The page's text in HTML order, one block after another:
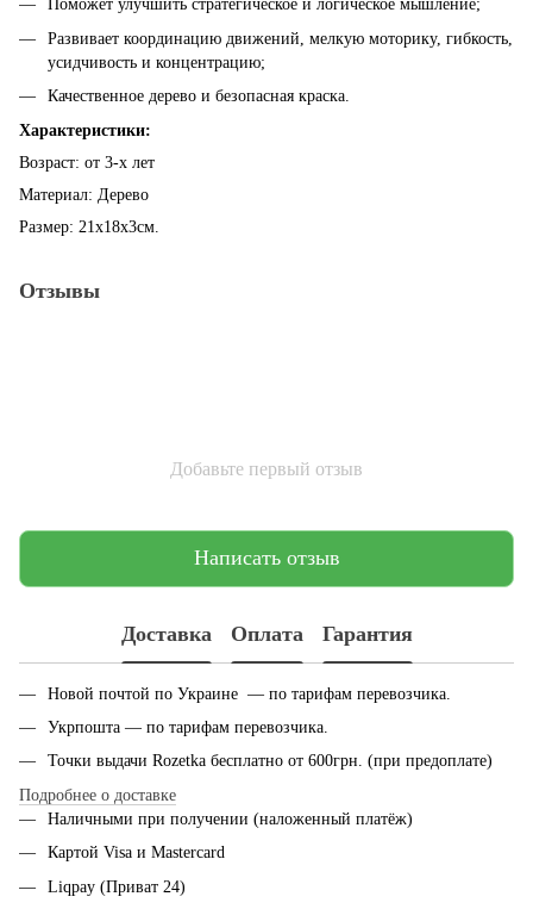
Поможет улучшить стратегическое и логическое мышление;
Развивает координацию движений, мелкую моторику, гибкость,
усидчивость и концентрацию;
Качественное дерево и безопасная краска.
Характеристики:
Возраст: от 3-х лет
Материал: Дерево
Размер: 21х18х3см.
Отзывы
Добавьте первый отзыв
Написать отзыв
Доставка Оплата Гарантия
Новой почтой по Украине — по тарифам перевозчика.
Укрпошта — по тарифам перевозчика.
Точки выдачи Rozetka бесплатно от 600грн. (при предоплате)
Подробнее о доставке
Наличными при получении (наложенный платёж)
Картой Visa и Mastercard
Liqpay (Приват 24)